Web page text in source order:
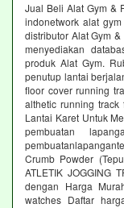
Jual Beli Alat Gym &
indonetwork alat
distributor Alat Gym
menyediakan
produk Alat Gym.
penutup lantai
floor cover running
althetic running track
Lantai Karet Untuk
pembuatan
Crumb Powder
ATLETIK JOGGING
dengan Harga
watches Daftar